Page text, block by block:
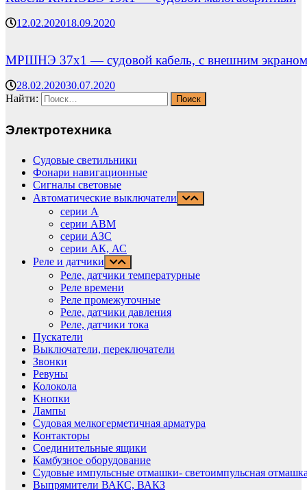
12.02.202018.09.2020
МРШНЭ 37х1 — судовой кабель, с внешним экраном
28.02.202030.07.2020
Найти:
Электротехника
Судовые светильники
Фонари навигационные
Сигналы световые
Автоматические выключатели
серии А
серии АВМ
cерии АЗС
серии АК, АС
Реле и датчики
Реле, датчики температурные
Реле времени
Реле промежуточные
Реле, датчики давления
Реле, датчики тока
Пускатели
Выключатели, переключатели
Звонки
Ревуны
Колокола
Кнопки
Лампы
Судовая мелкогерметичная арматура
Контакторы
Соединительные ящики
Камбузное оборудование
Судовые импульсные отмашки- светоимпульсная
Выпрямители ВАКС, ВАКЗ